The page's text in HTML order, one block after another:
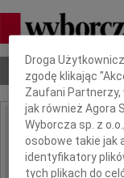
Nekrologi Odeszli
IMIĘ I NAZWISKO:
Dbamy o Twoją
Droga
zgodę klikając
Zaufani Partnerzy,
jak również Agora
Wyborcza sp. z
osobowe takie jak
identyfikatory
tych plikach do